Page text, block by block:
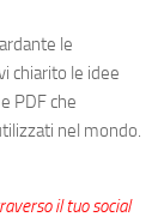
le
chiarito le idee
PDF che
nel mondo.
il tuo social